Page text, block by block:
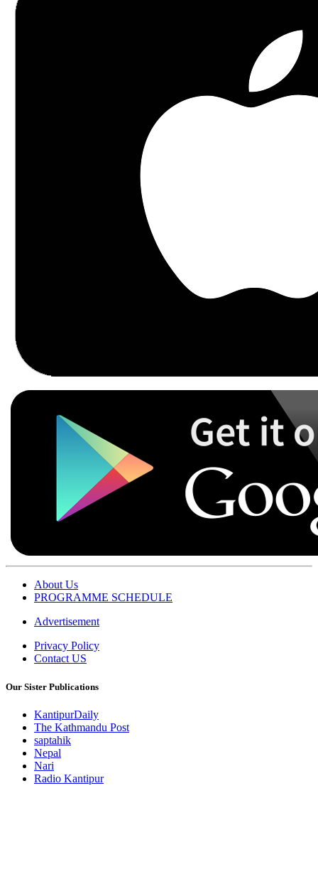
About Us
PROGRAMME SCHEDULE
Advertisement
Privacy Policy
Contact US
Our Sister Publications
KantipurDaily
The Kathmandu Post
saptahik
Nepal
Nari
Radio Kantipur